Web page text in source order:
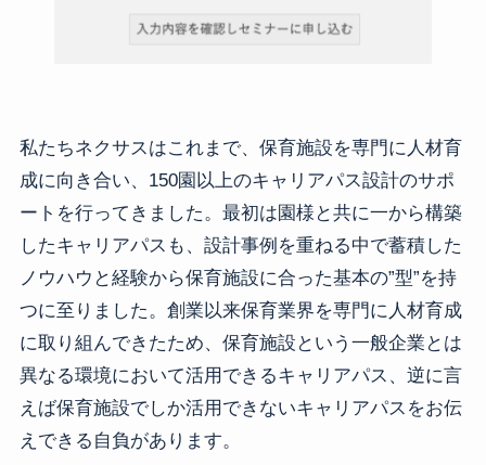
私たちネクサスはこれまで、保育施設を専門に人材育
成に向き合い、150園以上のキャリアパス設計のサポ
ートを行ってきました。最初は園様と共に一から構築
したキャリアパスも、設計事例を重ねる中で蓄積した
ノウハウと経験から保育施設に合った基本の”型”を持
つに至りました。創業以来保育業界を専門に人材育成
に取り組んできたため、保育施設という一般企業とは
異なる環境において活用できるキャリアパス、逆に言
えば保育施設でしか活用できないキャリアパスをお伝
えできる自負があります。